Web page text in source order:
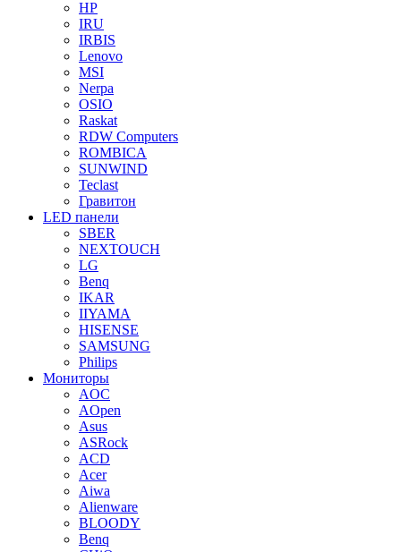
HP
IRU
IRBIS
Lenovo
MSI
Nerpa
OSIO
Raskat
RDW Computers
ROMBICA
SUNWIND
Teclast
Гравитон
LED панели
SBER
NEXTOUCH
LG
Benq
IKAR
IIYAMA
HISENSE
SAMSUNG
Philips
Мониторы
AOC
AOpen
Asus
ASRock
ACD
Acer
Aiwa
Alienware
BLOODY
Benq